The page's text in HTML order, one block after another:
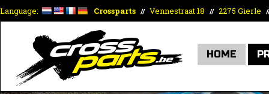
Language: Crossparts // Vennestraat 18 // 2275 Gierle
HOME